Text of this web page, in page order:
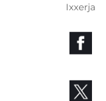
Ixxerja